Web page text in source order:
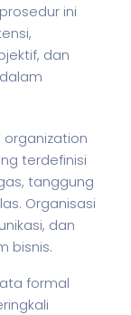
ini
dan
terdefinisi
tanggung
Organisasi
dan
bisnis.
formal